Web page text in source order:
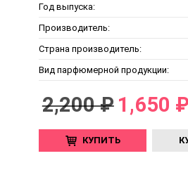
Год выпуска:
Производитель:
Страна производитель:
Вид парфюмерной продукции:
2,200 ₽ 1,650 ₽
КУПИТЬ